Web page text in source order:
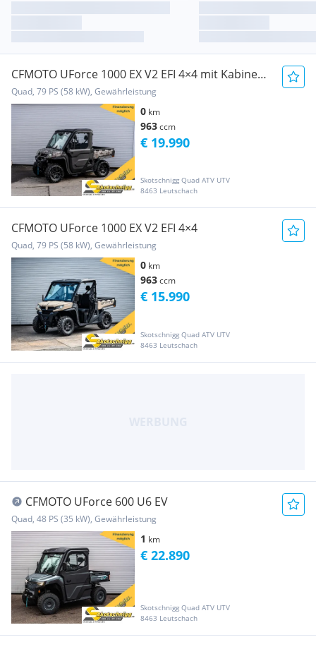
CFMOTO UForce 1000 EX V2 EFI 4×4 mit Kabine
und Heizung
Quad, 79 PS (58 kW), Gewährleistung
0 km
963ccm
Skotschnigg Quad ATV UTV
8463 Leutschach
€ 19.990
CFMOTO UForce 1000 EX V2 EFI 4×4
Quad, 79 PS (58 kW), Gewährleistung
0 km
963ccm
Skotschnigg Quad ATV UTV
8463 Leutschach
€ 15.990
CFMOTO UForce 600 U6 EV
Quad, 48 PS (35 kW), Gewährleistung
1 km
Skotschnigg Quad ATV UTV
8463 Leutschach
€ 22.890